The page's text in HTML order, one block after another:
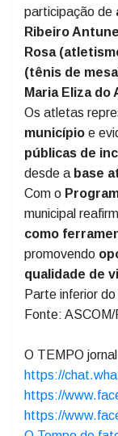
participação de
Ribeiro
Rosa
(tênis de
Maria Eliza
Os atletas
município e
públicas de
desde a base
Com o
municipal
como
promovendo
qualidade de
Parte inferior
Fonte:
O TEMPO
https://
https://
https://